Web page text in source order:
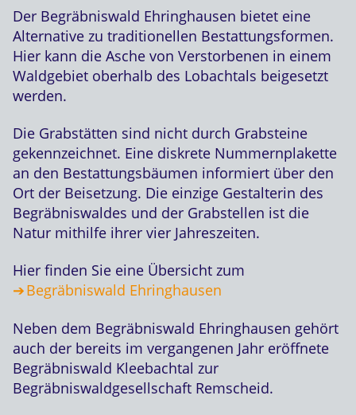
Der Begräbniswald Ehringhausen bietet eine
Alternative zu traditionellen Bestattungsformen.
Hier kann die Asche von Verstorbenen in einem
Waldgebiet oberhalb des Lobachtals beigesetzt
werden.
Die Grabstätten sind nicht durch Grabsteine
gekennzeichnet. Eine diskrete Nummernplakette
an den Bestattungsbäumen informiert über den
Ort der Beisetzung. Die einzige Gestalterin des
Begräbniswaldes und der Grabstellen ist die
Natur mithilfe ihrer vier Jahreszeiten.
Hier finden Sie eine Übersicht zum
Begräbniswald Ehringhausen
Neben dem Begräbniswald Ehringhausen gehört
auch der bereits im vergangenen Jahr eröffnete
Begräbniswald Kleebachtal zur
Begräbniswaldgesellschaft Remscheid.